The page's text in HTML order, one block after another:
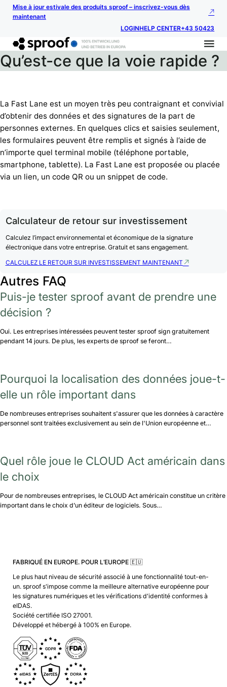
Mise à jour estivale des produits sproof – inscrivez-vous dès
maintenant
LOGINHELP CENTER+43 50423
Qu’est-ce que la voie rapide ?
La Fast Lane est un moyen très peu contraignant et convivial
d’obtenir des données et des signatures de la part de
personnes externes. En quelques clics et saisies seulement,
les formulaires peuvent être remplis et signés à l’aide de
n’importe quel terminal mobile (téléphone portable,
smartphone, tablette). La Fast Lane est proposée ou placée
via un lien, un code QR ou un snippet de code.
Calculateur de retour sur investissement
Calculez l’impact environnemental et économique de la signature
électronique dans votre entreprise. Gratuit et sans engagement.
CALCULEZ LE RETOUR SUR INVESTISSEMENT MAINTENANT
Autres FAQ
Puis-je tester sproof avant de prendre une
décision ?
Oui. Les entreprises intéressées peuvent tester sproof sign gratuitement
pendant 14 jours. De plus, les experts de sproof se feront…
Pourquoi la localisation des données joue-t-
elle un rôle important dans
De nombreuses entreprises souhaitent s'assurer que les données à caractère
personnel sont traitées exclusivement au sein de l'Union européenne et…
Quel rôle joue le CLOUD Act américain dans
le choix
Pour de nombreuses entreprises, le CLOUD Act américain constitue un critère
important dans le choix d’un éditeur de logiciels. Sous…
FABRIQUÉ EN EUROPE. POUR L’EUROPE 🇪🇺
Le plus haut niveau de sécurité associé à une fonctionnalité tout-en-
un. sproof s'impose comme la meilleure alternative européenne pour
les signatures numériques et les vérifications d'identité conformes à
eIDAS.
Société certifiée ISO 27001.
Développé et hébergé à 100% en Europe.